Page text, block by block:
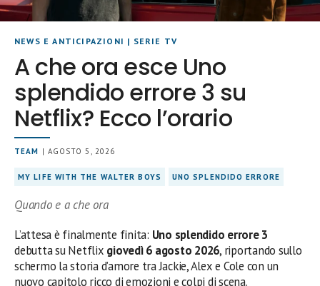
NEWS E ANTICIPAZIONI | SERIE TV
A che ora esce Uno
splendido errore 3 su
Netflix? Ecco l’orario
TEAM | AGOSTO 5, 2026
MY LIFE WITH THE WALTER BOYS UNO SPLENDIDO ERRORE
Quando e a che ora
L’attesa è finalmente finita: Uno splendido errore 3
debutta su Netflix giovedì 6 agosto 2026, riportando sullo
schermo la storia d’amore tra Jackie, Alex e Cole con un
nuovo capitolo ricco di emozioni e colpi di scena.